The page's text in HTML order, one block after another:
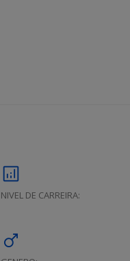
analytics
NIVEL DE CARREIRA:
male